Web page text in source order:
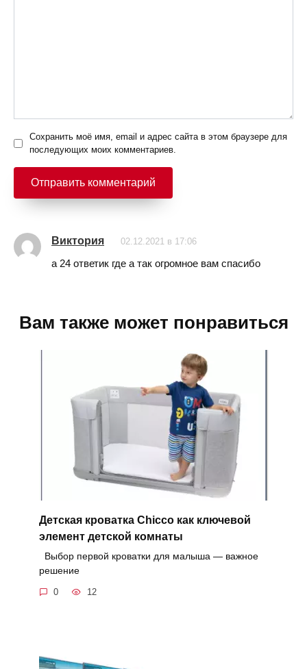
Сохранить моё имя, email и адрес сайта в этом браузере для
последующих моих комментариев.
Виктория 02.12.2021 в 17:06
а 24 ответик где а так огромное вам спасибо
Вам также может понравиться
Детская кроватка Chicco как ключевой
элемент детской комнаты
Выбор первой кроватки для малыша — важное
решение
0 12